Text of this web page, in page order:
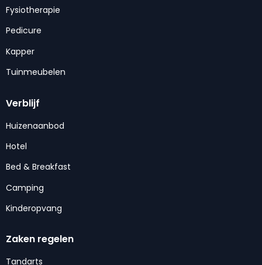
Fysiotherapie
Pedicure
Kapper
Tuinmeubelen
Verblijf
Huizenaanbod
Hotel
Bed & Breakfast
Camping
Kinderopvang
Zaken regelen
Tandarts